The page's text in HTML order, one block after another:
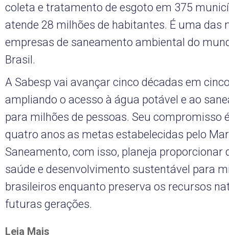
coleta e tratamento de esgoto em 375
atende 28 milhões de habitantes. É uma das
empresas de saneamento ambiental do
Brasil.
A Sabesp vai avançar cinco décadas em
ampliando o acesso à água potável e ao
para milhões de pessoas. Seu compromisso
quatro anos as metas estabelecidas pelo
Saneamento, com isso, planeja proporcionar
saúde e desenvolvimento sustentável para
brasileiros enquanto preserva os recursos
futuras gerações.
Leia Mais